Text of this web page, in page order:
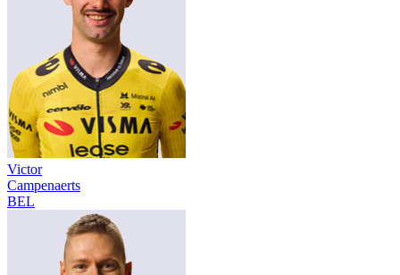
Victor
Campenaerts
BEL